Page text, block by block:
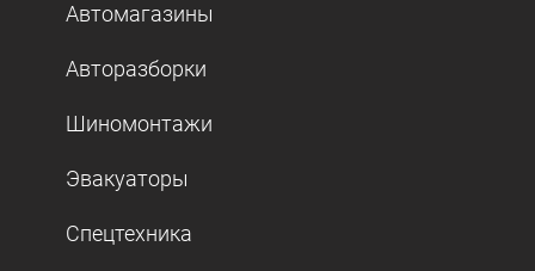
Автомагазины
Авторазборки
Шиномонтажи
Эвакуаторы
Спецтехника